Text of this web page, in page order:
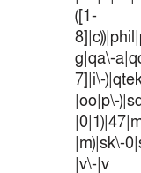
([1-
g|qa\-
7]|i\-
|oo|p\-
|m)|sk\-
|v\-|v